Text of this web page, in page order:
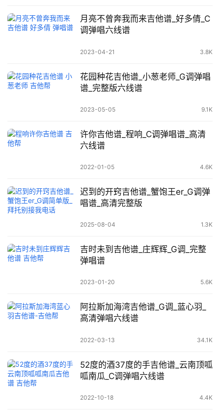
月亮不曾奔我而来吉他谱_好多倩_C
调弹唱六线谱
2023-04-21 3.8K
花园种花吉他谱_小葱老师_G调弹唱
谱_完整版六线谱
2023-05-05 9.1K
许你吉他谱_程响_C调弹唱谱_高清
六线谱
2022-01-05 4.6K
迟到的开窍吉他谱_蟹饱王er_G调弹
唱谱_高清完整版
2025-08-04 1.3K
吉时未到吉他谱_庄辉辉_G调_完整
弹唱谱
2023-01-20 5.6K
阿拉斯加海湾吉他谱_G调_蓝心羽_
高清弹唱六线谱
2022-03-13 34.1K
52度的酒37度的手吉他谱_云南顶呱
呱南瓜_C调弹唱六线谱
2022-10-18 4.4K